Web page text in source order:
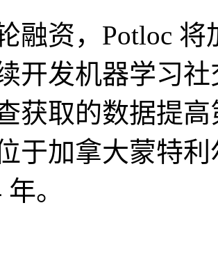
融资，Potloc
开发机器学习
获取的数据提
于加拿大蒙特
。